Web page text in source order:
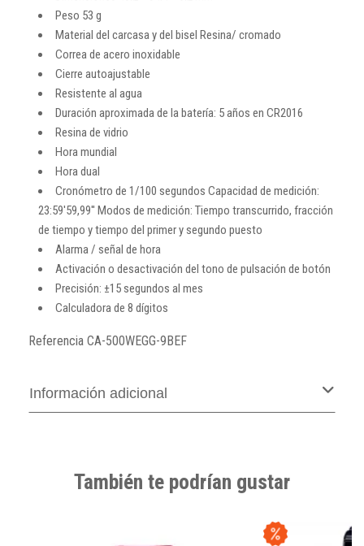
Peso 53 g
Material del carcasa y del bisel Resina/ cromado
Correa de acero inoxidable
Cierre autoajustable
Resistente al agua
Duración aproximada de la batería: 5 años en CR2016
Resina de vidrio
Hora mundial
Hora dual
Cronómetro de 1/100 segundos Capacidad de medición:
23:59'59,99'' Modos de medición: Tiempo transcurrido, fracción
de tiempo y tiempo del primer y segundo puesto
Alarma / señal de hora
Activación o desactivación del tono de pulsación de botón
Precisión: ±15 segundos al mes
Calculadora de 8 dígitos
Referencia CA-500WEGG-9BEF
Información adicional
También te podrían gustar